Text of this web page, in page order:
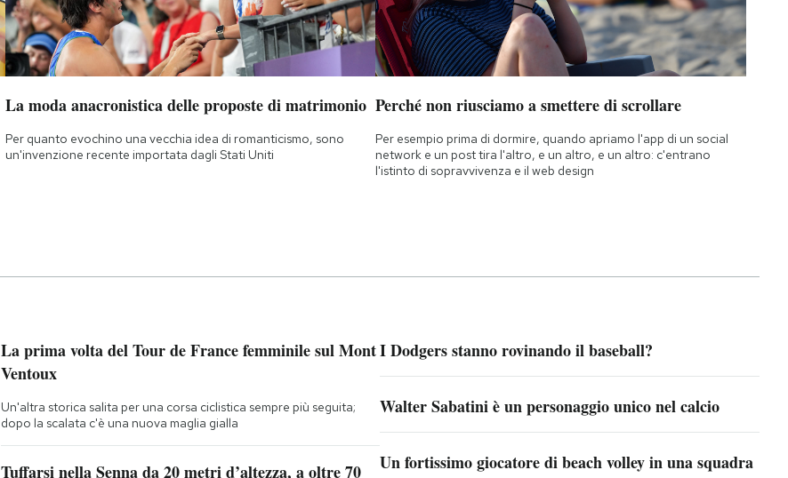
La moda anacronistica delle proposte di matrimonio
Per quanto evochino una vecchia idea di romanticismo, sono
un'invenzione recente importata dagli Stati Uniti
Perché non riusciamo a smettere di scrollare
Per esempio prima di dormire, quando apriamo l'app di un social
network e un post tira l'altro, e un altro, e un altro: c'entrano
l'istinto di sopravvivenza e il web design
La prima volta del Tour de France femminile sul Mont
Ventoux
Un'altra storica salita per una corsa ciclistica sempre più seguita;
dopo la scalata c'è una nuova maglia gialla
Tuffarsi nella Senna da 20 metri d’altezza, a oltre 70
I Dodgers stanno rovinando il baseball?
Walter Sabatini è un personaggio unico nel calcio
Un fortissimo giocatore di beach volley in una squadra